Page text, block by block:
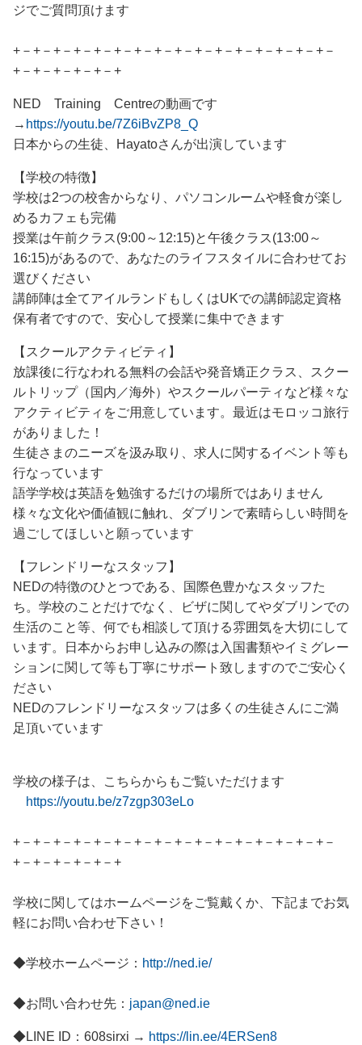
ジでご質問頂けます
+－+－+－+－+－+－+－+－+－+－+－+－+－+－+－+－
+－+－+－+－+－+
NED Training Centreの動画です
→ https://youtu.be/7Z6iBvZP8_Q
日本からの生徒、Hayatoさんが出演しています
【学校の特徴】
学校は2つの校舎からなり、パソコンルームや軽食が楽し
めるカフェも完備
授業は午前クラス(9:00～12:15)と午後クラス(13:00～
16:15)があるので、あなたのライフスタイルに合わせてお
選びください
講師陣は全てアイルランドもしくはUKでの講師認定資格
保有者ですので、安心して授業に集中できます
【スクールアクティビティ】
放課後に行なわれる無料の会話や発音矯正クラス、スクー
ルトリップ（国内／海外）やスクールパーティなど様々な
アクティビティをご用意しています。最近はモロッコ旅行
がありました！
生徒さまのニーズを汲み取り、求人に関するイベント等も
行なっています
語学学校は英語を勉強するだけの場所ではありません
様々な文化や価値観に触れ、ダブリンで素晴らしい時間を
過ごしてほしいと願っています
【フレンドリーなスタッフ】
NEDの特徴のひとつである、国際色豊かなスタッフた
ち。学校のことだけでなく、ビザに関してやダブリンでの
生活のこと等、何でも相談して頂ける雰囲気を大切にして
います。日本からお申し込みの際は入国書類やイミグレー
ションに関して等も丁寧にサポート致しますのでご安心く
ださい
NEDのフレンドリーなスタッフは多くの生徒さんにご満
足頂いています
学校の様子は、こちらからもご覧いただけます
https://youtu.be/z7zgp303eLo
+－+－+－+－+－+－+－+－+－+－+－+－+－+－+－+－
+－+－+－+－+－+
学校に関してはホームページをご覧戴くか、下記までお気
軽にお問い合わせ下さい！
◆学校ホームページ： http://ned.ie/
◆お問い合わせ先： japan@ned.ie
◆LINE ID：608sirxi → https://lin.ee/4ERSen8